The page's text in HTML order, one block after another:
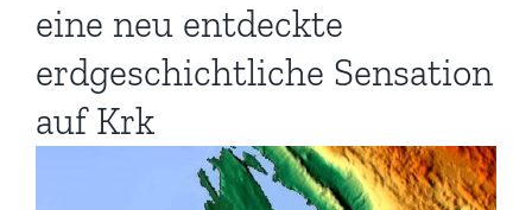
eine neu entdeckte
erdgeschichtliche Sensation
auf Krk